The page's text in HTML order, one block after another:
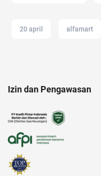
20 april alfamart
amazon prime
Izin dan Pengawasan